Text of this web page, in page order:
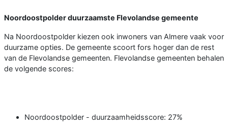
Noordoostpolder duurzaamste Flevolandse gemeente
Na Noordoostpolder kiezen ook inwoners van Almere vaak voor
duurzame opties. De gemeente scoort fors hoger dan de rest
van de Flevolandse gemeenten. Flevolandse gemeenten behalen
de volgende scores:
Noordoostpolder - duurzaamheidsscore: 27%